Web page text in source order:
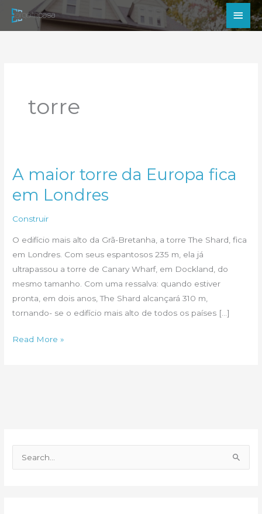
para
torre
A maior torre da Europa fica
em Londres
Construir
O edifício mais alto da Grã-Bretanha, a torre The Shard, fica
em Londres. Com seus espantosos 235 m, ela já
ultrapassou a torre de Canary Wharf, em Dockland, do
mesmo tamanho. Com uma ressalva: quando estiver
pronta, em dois anos, The Shard alcançará 310 m,
tornando- se o edifício mais alto de todos os países […]
A
Read More »
e